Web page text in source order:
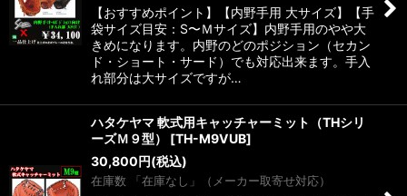
【おすすめポイント】【内野手用 大サイズ】【手
袋サイズ目安：S〜Ｍサイズ】内野手用のやや大
きめになります。内野のどのポジション（セカン
ド・ショート・サード）でも対応出来ます。手入
れ部分は大サイズですが…
ハタケヤマ 軟式用キャッチャーミット（THシリ
ーズＭ９型）
[TH-M9VUB]
30,800円(税込)
在庫数 「在庫なし」（メーカー取寄せ対応）